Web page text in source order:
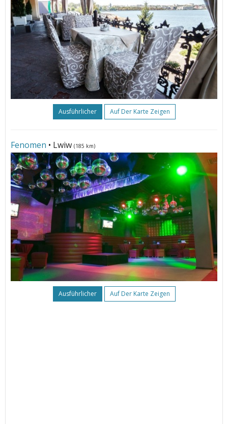
Ausführlicher Auf Der Karte Zeigen
Fenomen • Lwiw (185 km)
Ausführlicher Auf Der Karte Zeigen